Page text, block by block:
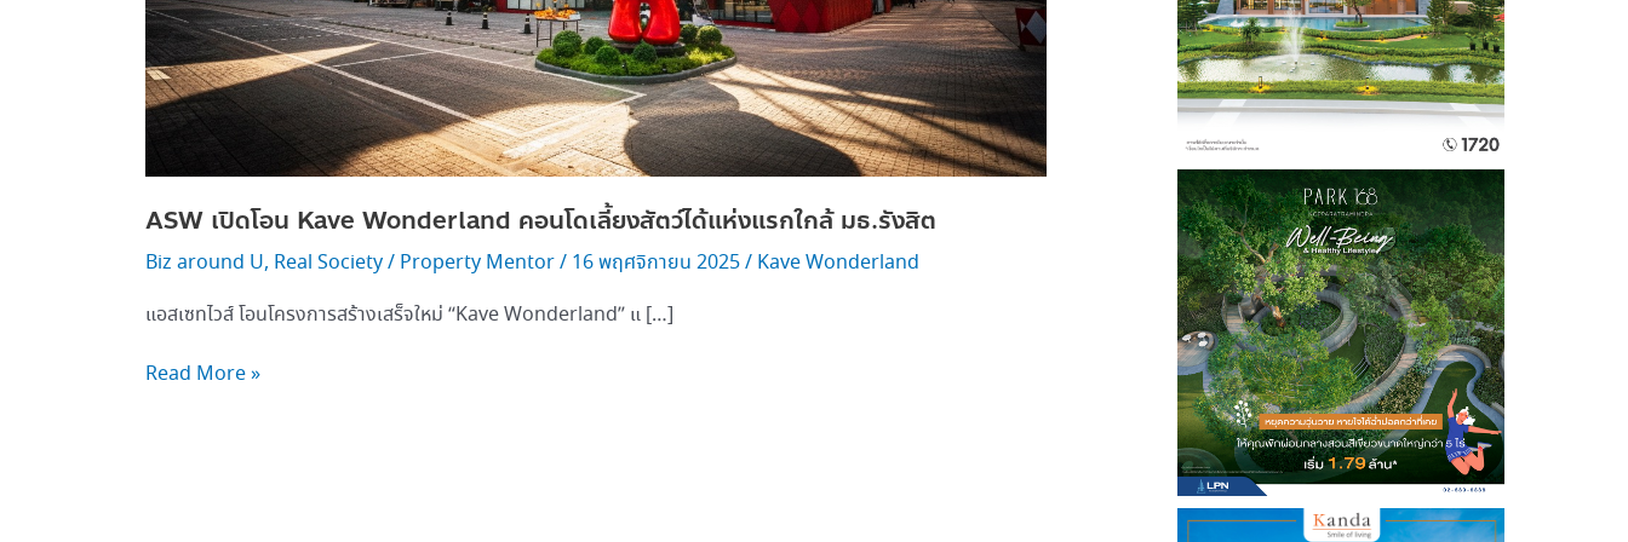
ASW เปิดโอน Kave Wonderland คอนโดเลี้ยงสัตว์ได้แห่งแรกใกล้ มธ.รังสิต
Biz around U, Real Society/ Property Mentor/ 16 พฤศจิกายน 2025/ Kave Wonderland
แอสเซทไวส์ โอนโครงการสร้างเสร็จใหม่ “Kave Wonderland” แ […]
Read More »